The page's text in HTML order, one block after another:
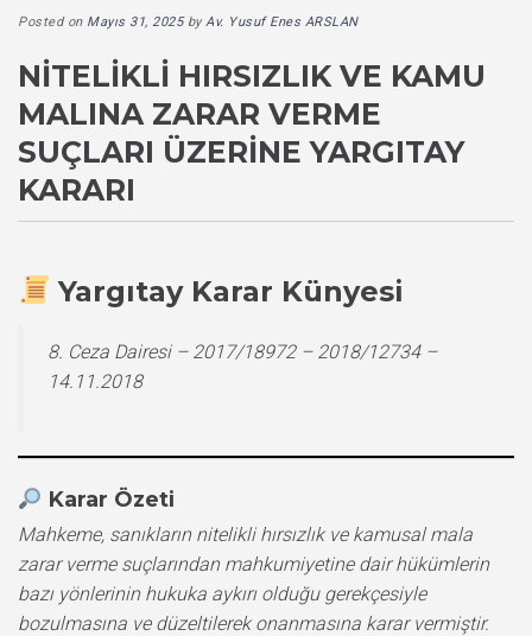
Posted on Mayıs 31, 2025byAv. Yusuf Enes ARSLAN
NITELIKLI HIRSIZLIK VE KAMU
MALINA ZARAR VERME
SUÇLARI ÜZERINE YARGITAY
KARARI
Yargıtay Karar Künyesi
8. Ceza Dairesi – 2017/18972 – 2018/12734 –
14.11.2018
Karar Özeti
Mahkeme, sanıkların nitelikli hırsızlık ve kamusal mala
zarar verme suçlarından mahkumiyetine dair hükümlerin
bazı yönlerinin hukuka aykırı olduğu gerekçesiyle
bozulmasına ve düzeltilerek onanmasına karar vermiştir.